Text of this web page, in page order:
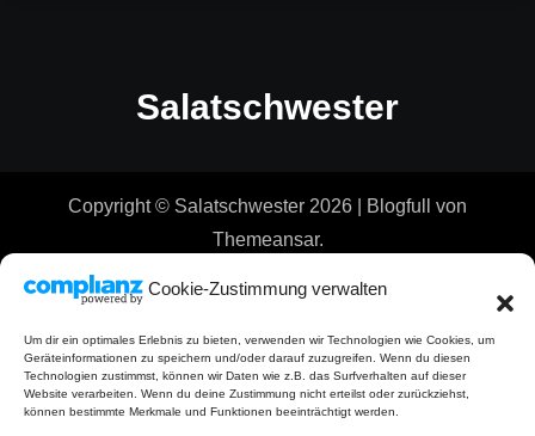
Cookie-Zustimmung verwalten
Um dir ein optimales Erlebnis zu bieten, verwenden wir Technologien wie Cookies, um
Geräteinformationen zu speichern und/oder darauf zuzugreifen. Wenn du diesen
Technologien zustimmst, können wir Daten wie z.B. das Surfverhalten auf dieser
Website verarbeiten. Wenn du deine Zustimmung nicht erteilst oder zurückziehst,
können bestimmte Merkmale und Funktionen beeinträchtigt werden.
Salatschwester
Copyright © Salatschwester 2026 Blogfull
von
Themeansar.